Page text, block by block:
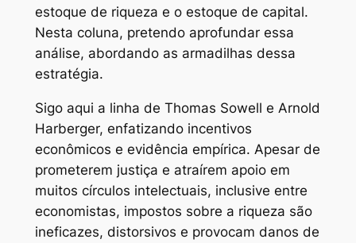
estoque de riqueza e o estoque de capital.
Nesta coluna, pretendo aprofundar essa
análise, abordando as armadilhas dessa
estratégia.
Sigo aqui a linha de Thomas Sowell e Arnold
Harberger, enfatizando incentivos
econômicos e evidência empírica. Apesar de
prometerem justiça e atraírem apoio em
muitos círculos intelectuais, inclusive entre
economistas, impostos sobre a riqueza são
ineficazes, distorsivos e provocam danos de